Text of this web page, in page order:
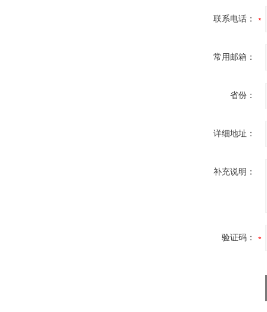
联系电话：
常用邮箱：
省份：
详细地址：
补充说明：
验证码：